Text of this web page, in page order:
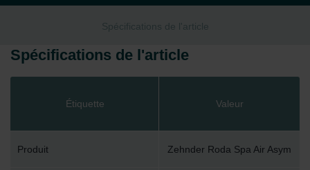
Spécifications de l'article
Spécifications de l'article
Étiquette Valeur
Produit Zehnder Roda Spa Air Asym